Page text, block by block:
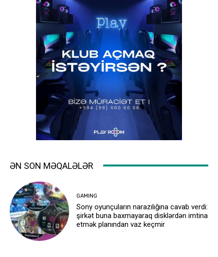
ƏN SON MƏQALƏLƏR
GAMING
Sony oyunçuların narazılığına cavab verdi:
şirkət buna baxmayaraq disklərdən imtina
etmək planından vaz keçmir